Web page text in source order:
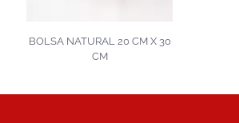
BOLSA NATURAL 20 CM X 30
CM